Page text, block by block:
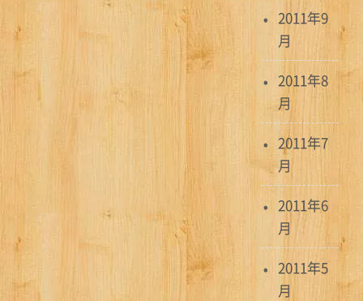
2011年9
月
2011年8
月
2011年7
月
2011年6
月
2011年5
月